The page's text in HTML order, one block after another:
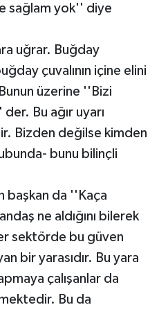
sağlam yok'' diye
uğrar. Buğday
çuvalının içine elini
üzerine ''Bizi
Bu ağır uyarı
Bizden değilse kimden
bunu bilinçli
başkan da ''Kaça
ne aldığını bilerek
sektörde bu güven
bir yarasıdır. Bu yara
çalışanlar da
Bu da